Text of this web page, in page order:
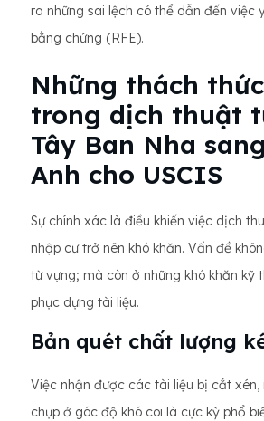
ra những sai lệch có thể dẫn đến việc
bằng chứng (RFE).
Những thách
trong dịch thuật
Tây Ban Nha
Anh cho USCIS
Sự chính xác là điều khiến việc dịch
nhập cư trở nên khó khăn. Vấn đề
từ vựng; mà còn ở những khó khăn kỹ
phục dựng tài liệu.
Bản quét chất lượng
Việc nhận được các tài liệu bị cắt
chụp ở góc độ khó coi là cực kỳ phổ